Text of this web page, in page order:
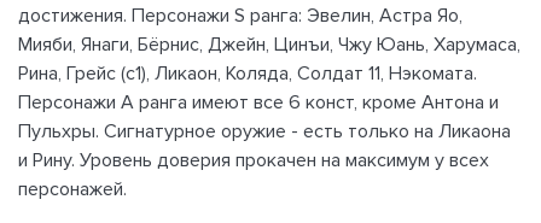
достижения. Персонажи S ранга: Эвелин, Астра Яо,
Мияби, Янаги, Бёрнис, Джейн, Цинъи, Чжу Юань, Харумаса,
Рина, Грейс (с1), Ликаон, Коляда, Солдат 11, Нэкомата.
Персонажи А ранга имеют все 6 конст, кроме Антона и
Пульхры. Сигнатурное оружие - есть только на Ликаона
и Рину. Уровень доверия прокачен на максимум у всех
персонажей.